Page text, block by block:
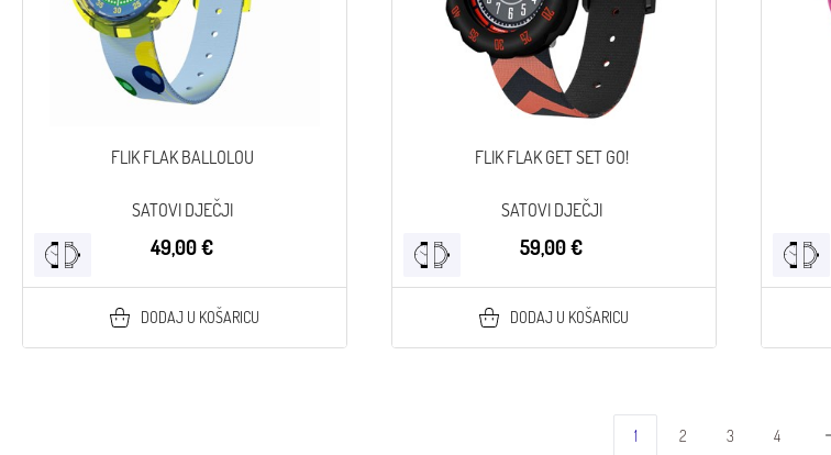
FLIK FLAK BALLOLOU
SATOVI DJEČJI
49,00 €
DODAJ U KOŠARICU
FLIK FLAK GET SET GO!
SATOVI DJEČJI
59,00 €
DODAJ U KOŠARICU
1 2 3 4